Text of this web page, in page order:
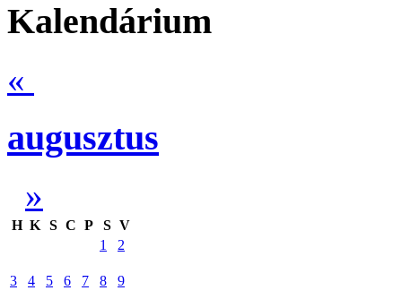
Kalendárium
«
augusztus
»
H K S C P S V
1
2
3 4 5 6 7 8 9